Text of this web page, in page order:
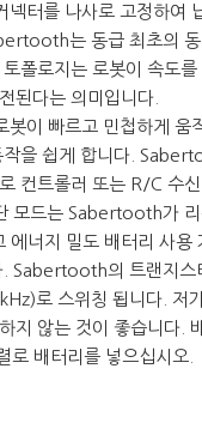
터를 나사로 고정하여
는 동급 최초의 동
폴로지는 로봇이 속도
된다는 의미입니다.
이 빠르고 민첩하게 움
작을 쉽게 합니다.
컨트롤러 또는 R/C 수
모드는 Sabertooth가
에너지 밀도 배터리 사용
. Sabertooth의 트랜지스
로 스위칭 됩니다. 저
지 않는 것이 좋습니다.
로 배터리를 넣으십시오.